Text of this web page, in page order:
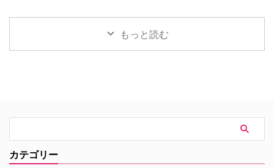
ー＝スパイダーマンの新たなる物
語、『スパイダーマン：ブラン
ド・ニュー・デイ』が大ヒット …
トム・ウルフのベストセラー小説
く。人種間の対立を煽って全国的
な名声を得た …
中＆放送予定の海外ドラマ 海外
ドラマ『DOC（ドック） あす
へのカルテ』 NHK BSプレミアム
4K｜毎週（木） 17：00～ イタ
ーロ ほか ≫≫『DOC（ドッ
ク）3 あすへのカルテ』詳細 海
すへのカルテ』 総合｜毎週
もっと読む
カテゴリー